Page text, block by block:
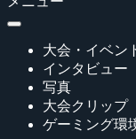
大会・イベン
インタビュー
写真
大会クリップ
ゲーミング環